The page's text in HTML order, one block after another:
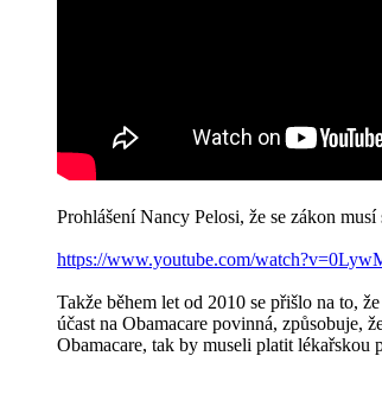
Prohlášení Nancy Pelosi, že se zákon
https://www.youtube.com/
Takže během let od 2010 se přišlo na to,
účast na Obamacare povinná, způsobuje,
Obamacare, tak by museli platit lékařskou